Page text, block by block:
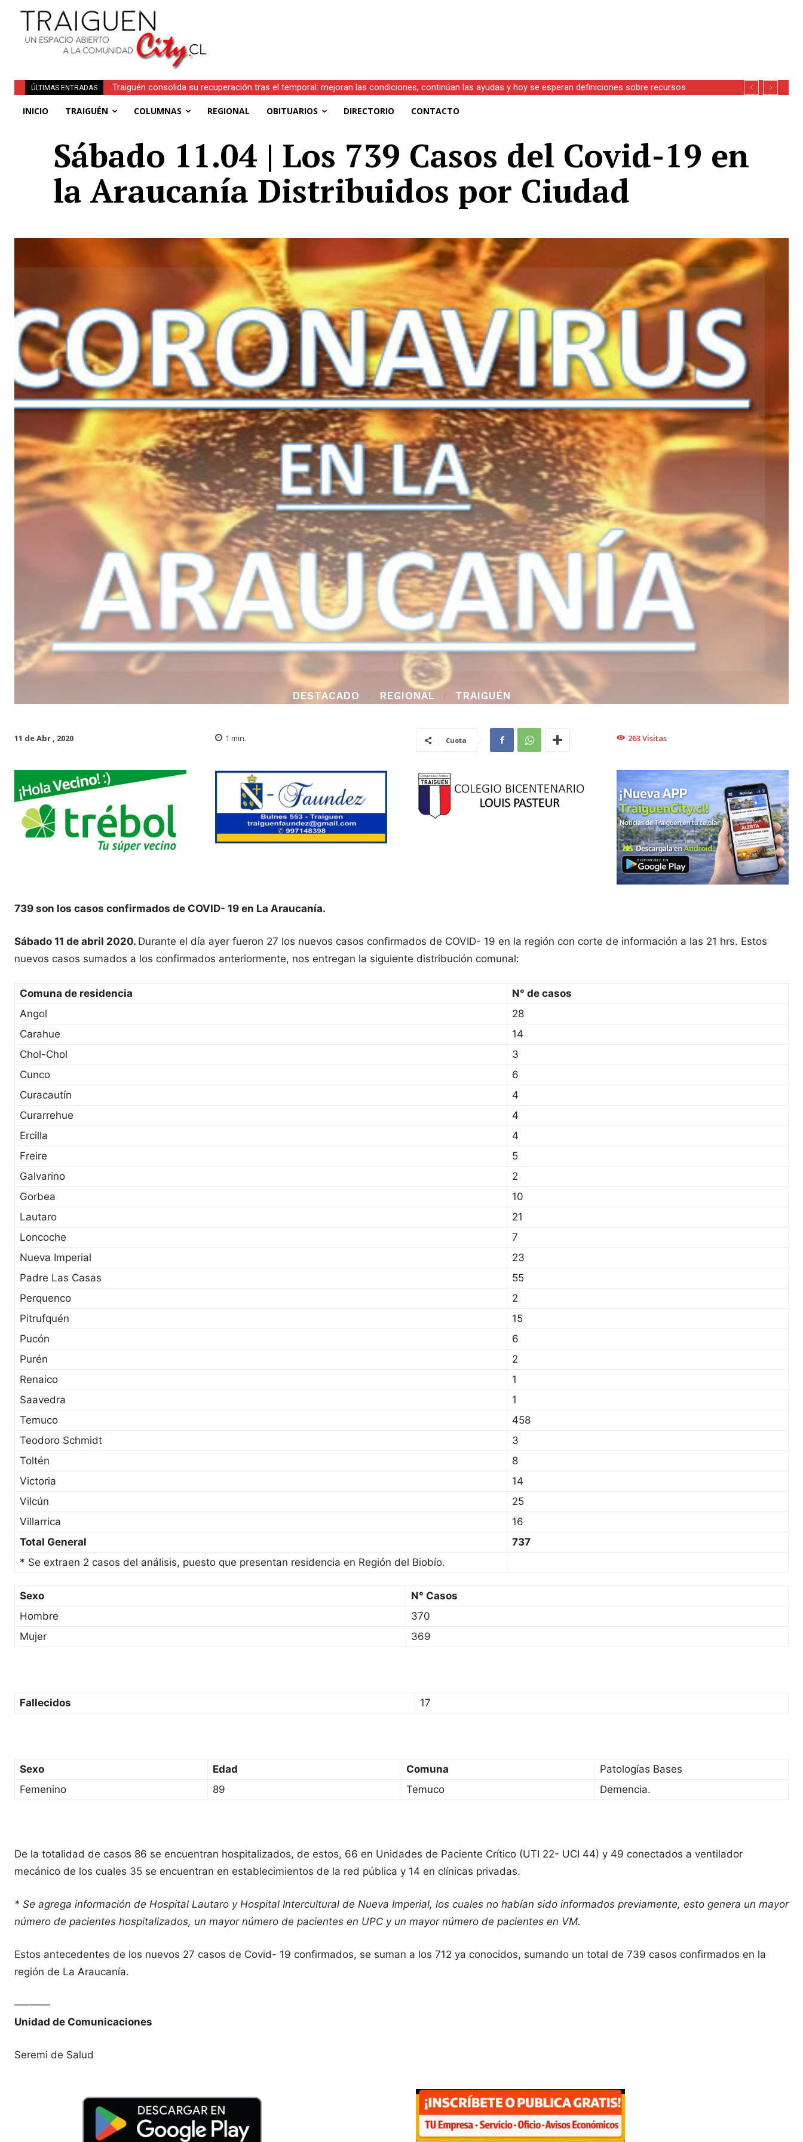
ÚLTIMAS ENTRADAS
Traiguén consolida su recuperación tras el temporal: mejoran las condiciones, continúan las ayudas y hoy se esperan definiciones sobre recursos
INICIO TRAIGUÉN COLUMNAS REGIONAL OBITUARIOS DIRECTORIO CONTACTO
Sábado 11.04 | Los 739 Casos del Covid-19 en
la Araucanía Distribuidos por Ciudad
DESTACADO REGIONAL TRAIGUÉN
11 de Abr , 2020 1 min. Cuota 263Visitas
739 son los casos confirmados de COVID- 19 en La Araucanía.
Sábado 11 de abril 2020. Durante el día ayer fueron 27 los nuevos casos confirmados de COVID- 19 en la región con corte de información a las 21 hrs. Estos
nuevos casos sumados a los confirmados anteriormente, nos entregan la siguiente distribución comunal:
Comuna de residencia
N° de casos
Angol
28
Carahue
14
Chol-Chol
3
Cunco
6
Curacautín
4
Curarrehue
4
Ercilla
4
Freire
5
Galvarino
2
Gorbea
10
Lautaro
21
Loncoche
7
Nueva Imperial
23
Padre Las Casas
55
Perquenco
2
Pitrufquén
15
Pucón
6
Purén
2
Renaico
1
Saavedra
1
Temuco
458
Teodoro Schmidt
3
Toltén
8
Victoria
14
Vilcún
25
Villarrica
16
Total General
737
* Se extraen 2 casos del análisis, puesto que presentan residencia en Región del Biobío.
Sexo
N° Casos
Hombre
370
Mujer
369
Fallecidos 17
Sexo Edad Comuna
Patologías Bases
Femenino
89 Temuco Demencia.
De la totalidad de casos 86 se encuentran hospitalizados, de estos, 66 en Unidades de Paciente Crítico (UTI 22- UCI 44) y 49 conectados a ventilador
mecánico de los cuales 35 se encuentran en establecimientos de la red pública y 14 en clínicas privadas.
* Se agrega información de Hospital Lautaro y Hospital Intercultural de Nueva Imperial, los cuales no habían sido informados previamente, esto genera un mayor
número de pacientes hospitalizados, un mayor número de pacientes en UPC y un mayor número de pacientes en VM.
Estos antecedentes de los nuevos 27 casos de Covid- 19 confirmados, se suman a los 712 ya conocidos, sumando un total de 739 casos confirmados en la
región de La Araucanía.
—–——
Unidad de Comunicaciones
Seremi de Salud